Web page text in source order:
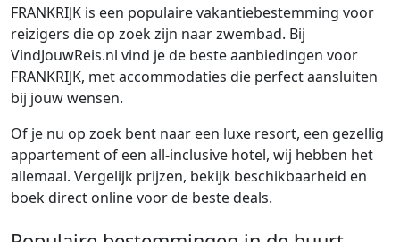
FRANKRIJK is een populaire vakantiebestemming voor
reizigers die op zoek zijn naar zwembad. Bij
VindJouwReis.nl vind je de beste aanbiedingen voor
FRANKRIJK, met accommodaties die perfect aansluiten
bij jouw wensen.
Of je nu op zoek bent naar een luxe resort, een gezellig
appartement of een all-inclusive hotel, wij hebben het
allemaal. Vergelijk prijzen, bekijk beschikbaarheid en
boek direct online voor de beste deals.